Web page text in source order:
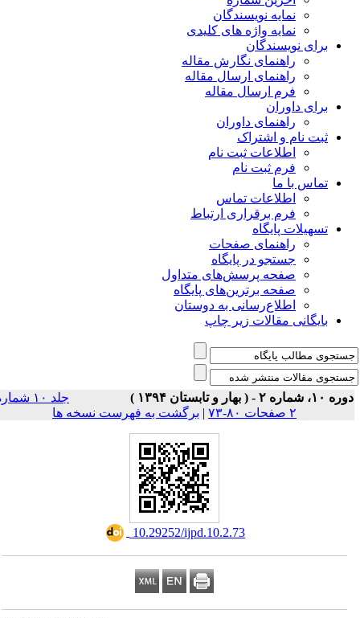
نمایه نویسندگان
نمایه واژه های کلیدی
برای نویسندگان
راهنمای نگارش مقاله
راهنمای ارسال مقاله
فرم ارسال مقاله
برای داوران
راهنمای داوران
ثبت نام و اشتراک
اطلاعات ثبت نام
فرم ثبت نام
تماس با ما
اطلاعات تماس
فرم برقراری ارتباط
تسهیلات پایگاه
راهنمای صفحات
جستجو در پایگاه
صفحه پرسش‌های متداول
صفحه برترین‌های پایگاه
اطلاع‌رسانی به دوستان
بایگانی مقالات زیر چاپ
شماره ۲ - ( بهار و تابستان ۱۳۹۴ )
جلد ۱۰ شماره
|برگشت به فهرست نسخه ها
‎ 10.29252/ijpd.10.2.73